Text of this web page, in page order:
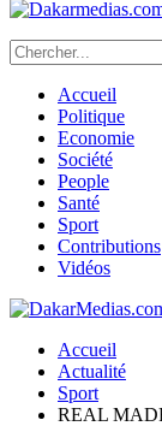
Accueil
Politique
Economie
Société
People
Santé
Sport
Contributions
Vidéos
Accueil
Actualité
Sport
REAL